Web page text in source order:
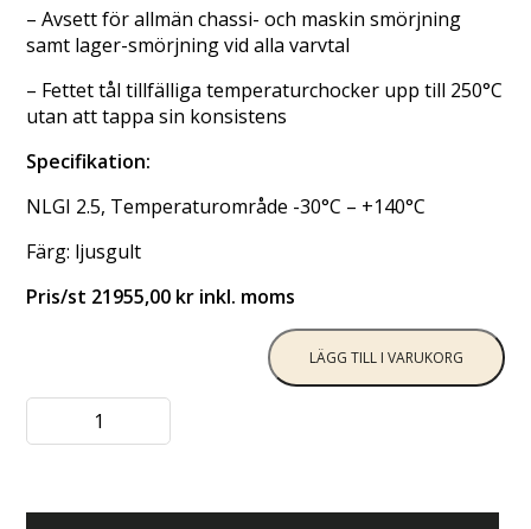
– Avsett för allmän chassi- och maskin smörjning
samt lager-smörjning vid alla varvtal
– Fettet tål tillfälliga temperaturchocker upp till 250°C
utan att tappa sin konsistens
Specifikation:
NLGI 2.5, Temperaturområde -30°C – +140°C
Färg: ljusgult
Pris/st 21955,00 kr inkl. moms
LÄGG TILL I VARUKORG